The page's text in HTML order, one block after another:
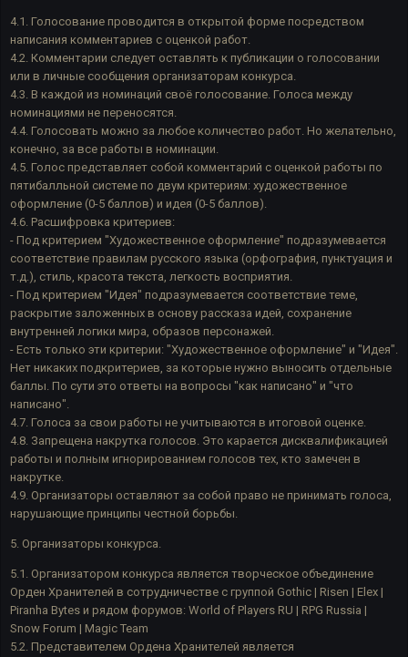
4.1. Голосование проводится в открытой форме посредством
написания комментариев с оценкой работ.
4.2. Комментарии следует оставлять к публикации о голосовании
или в личные сообщения организаторам конкурса.
4.3. В каждой из номинаций своё голосование. Голоса между
номинациями не переносятся.
4.4. Голосовать можно за любое количество работ. Но желательно,
конечно, за все работы в номинации.
4.5. Голос представляет собой комментарий с оценкой работы по
пятибалльной системе по двум критериям: художественное
оформление (0-5 баллов) и идея (0-5 баллов).
4.6. Расшифровка критериев:
- Под критерием "Художественное оформление" подразумевается
соответствие правилам русского языка (орфография, пунктуация и
т.д.), стиль, красота текста, легкость восприятия.
- Под критерием "Идея" подразумевается соответствие теме,
раскрытие заложенных в основу рассказа идей, сохранение
внутренней логики мира, образов персонажей.
- Есть только эти критерии: "Художественное оформление" и "Идея".
Нет никаких подкритериев, за которые нужно выносить отдельные
баллы. По сути это ответы на вопросы "как написано" и "что
написано".
4.7. Голоса за свои работы не учитываются в итоговой оценке.
4.8. Запрещена накрутка голосов. Это карается дисквалификацией
работы и полным игнорированием голосов тех, кто замечен в
накрутке.
4.9. Организаторы оставляют за собой право не принимать голоса,
нарушающие принципы честной борьбы.
5. Организаторы конкурса.
5.1. Организатором конкурса является творческое объединение
Орден Хранителей в сотрудничестве с группой Gothic | Risen | Elex |
Piranha Bytes и рядом форумов: World of Players RU | RPG Russia |
Snow Forum | Magic Team
5.2. Представителем Ордена Хранителей является